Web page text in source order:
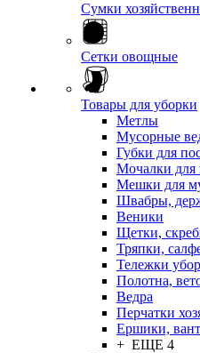
Сумки
Сетки овощные
Товары для уборки
Метлы
Мусорные
Губки для
Мочалки для
Мешки для
Швабры,
Веники
Щетки,
Тряпки,
Тележки
Полотна,
Ведра
Перчатки
Ершики,
+ ЕЩЕ 4